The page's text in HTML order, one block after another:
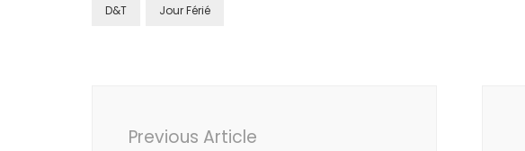
D&T Jour Férié
Navigation
Previous Article